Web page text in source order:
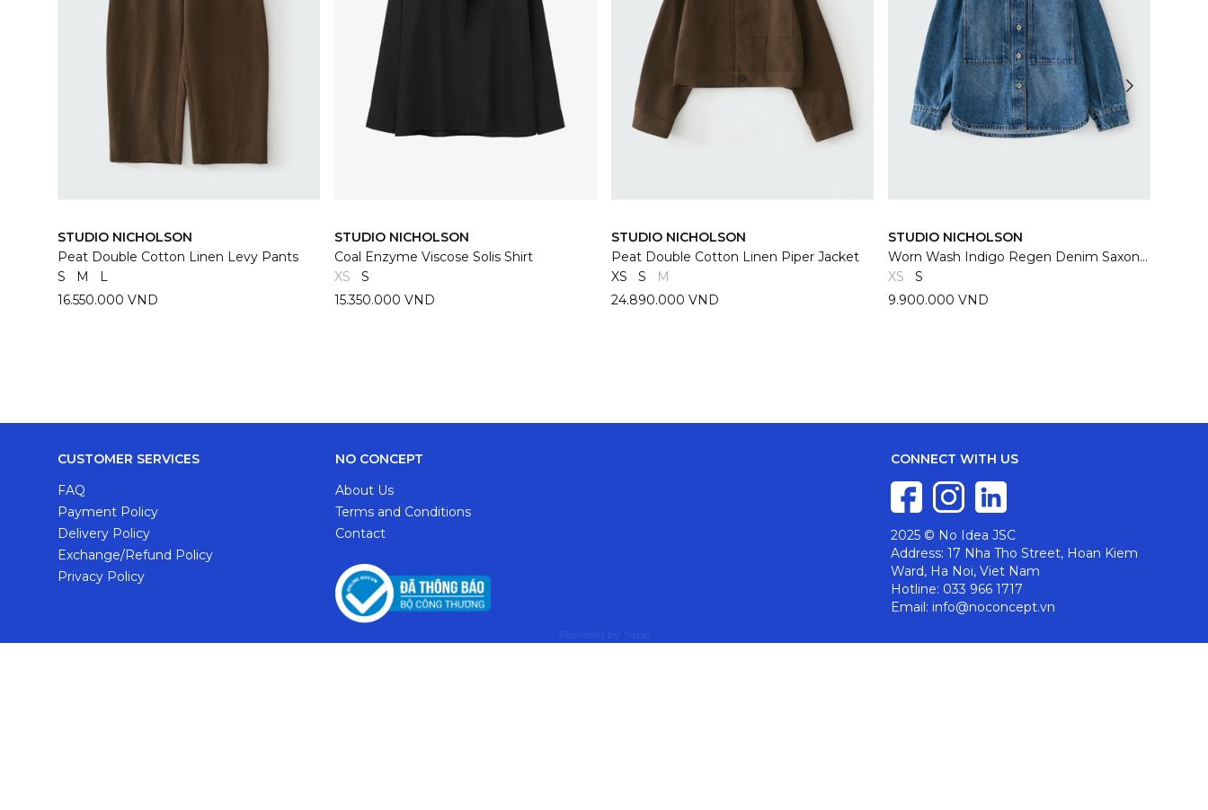
STUDIO NICHOLSON
Peat Double Cotton Linen Levy Pants
S
M
L
16.550.000 VND
STUDIO NICHOLSON
Coal Enzyme Viscose Solis Shirt
XS
S
15.350.000 VND
STUDIO NICHOLSON
Peat Double Cotton Linen Piper Jacket
XS
S
M
24.890.000 VND
STUDIO NICHOLSON
Worn Wash Indigo Regen Denim Saxon Shirt
XS
S
9.900.000 VND
CUSTOMER SERVICES
FAQ
Payment Policy
Delivery Policy
Exchange/Refund Policy
Privacy Policy
NO CONCEPT
About Us
Terms and Conditions
Contact
CONNECT WITH US
2025 © No Idea JSC
Address: 17 Nha Tho Street, Hoan Kiem
Ward, Ha Noi, Viet Nam
Hotline: 033 966 1717
Email: info@noconcept.vn